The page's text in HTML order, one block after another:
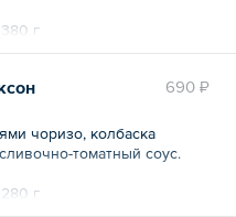
г
690 ₽
чоризо, колбаска
томатный соус.
г